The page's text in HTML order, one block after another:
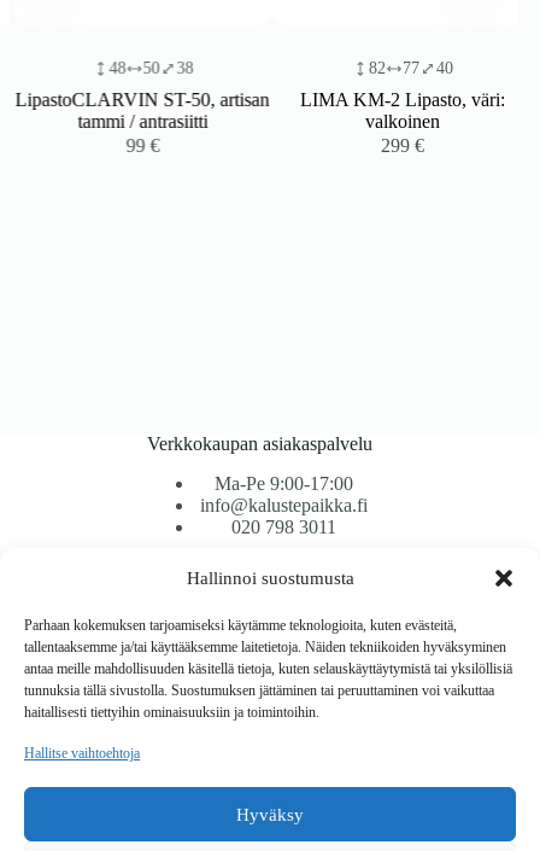
Hallinnoi suostumusta
Parhaan kokemuksen tarjoamiseksi käytämme teknologioita, kuten evästeitä,
tallentaaksemme ja/tai käyttääksemme laitetietoja. Näiden tekniikoiden hyväksyminen
antaa meille mahdollisuuden käsitellä tietoja, kuten selauskäyttäytymistä tai yksilöllisiä
tunnuksia tällä sivustolla. Suostumuksen jättäminen tai peruuttaminen voi vaikuttaa
haitallisesti tiettyihin ominaisuuksiin ja toimintoihin.
Hallitse vaihtoehtoja
Hyväksy
48 50 38
LipastoCLARVIN ST-50, artisan
tammi / antrasiitti
99€
82 77 40
LIMA KM-2 Lipasto, väri:
valkoinen
299€
Verkkokaupan asiakaspalvelu
Ma-Pe 9:00-17:00
info@kalustepaikka.fi
020 798 3011
Tavarantoimitus / Maksutavat
Toimitustavat
Maksutavat
Vaihto ja palautus
Reklamaatiot
Copyright © 2026 Kalustepaikka